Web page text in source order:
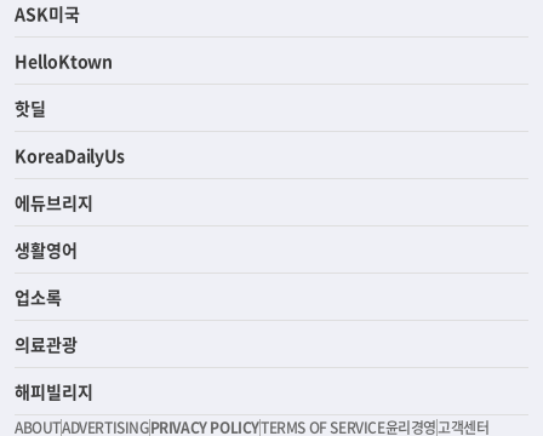
ASK미국
HelloKtown
핫딜
KoreaDailyUs
에듀브리지
생활영어
업소록
의료관광
해피빌리지
ABOUTADVERTISINGPRIVACY POLICYTERMS OF SERVICE윤리경영고객센터